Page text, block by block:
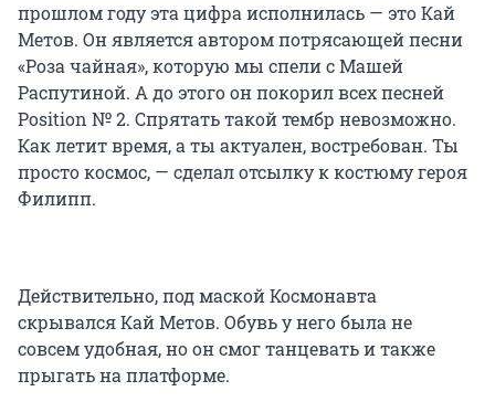
прошлом году эта цифра исполнилась — это Кай
Метов. Он является автором потрясающей песни
«Роза чайная», которую мы спели с Машей
Распутиной. А до этого он покорил всех песней
Position № 2. Спрятать такой тембр невозможно.
Как летит время, а ты актуален, востребован. Ты
просто космос, — сделал отсылку к костюму героя
Филипп.
Действительно, под маской Космонавта
скрывался Кай Метов. Обувь у него была не
совсем удобная, но он смог танцевать и также
прыгать на платформе.